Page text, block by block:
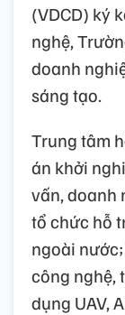
(VDCD) ký
nghệ,
doanh
sáng tạo.
Trung tâm
án khởi
vấn, doanh
tổ chức hỗ
ngoài
công nghệ,
dụng UAV,